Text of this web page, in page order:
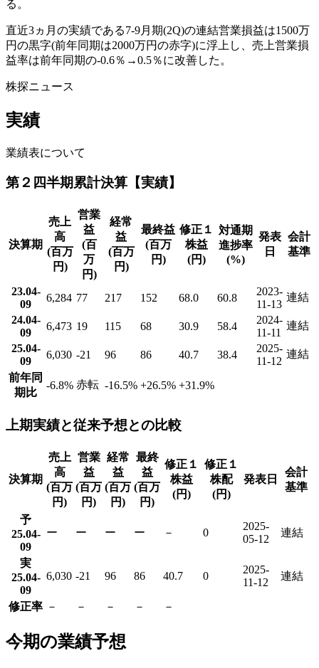
る。
直近3ヵ月の実績である7-9月期(2Q)の連結営業損益は1500万
円の黒字(前年同期は2000万円の赤字)に浮上し、売上営業損
益率は前年同期の-0.6％→0.5％に改善した。
株探ニュース
実績
業績表について
第２四半期累計決算【実績】
決算期
売上
高
(百万
円)
営業
益
(百
万
円)
経常
益
(百万
円)
最終益
(百万
円)
修正１
株益
(円)
対通期
進捗率
(%)
発表
日
会計
基準
23.04-
09
6,284 77 217 152 68.0 60.8
2023-
11-13
連結
24.04-
09
6,473 19 115 68 30.9 58.4
2024-
11-11
連結
25.04-
09
6,030 -21 96 86 40.7 38.4
2025-
11-12
連結
前年同
期比
-6.8% 赤転 -16.5% +26.5% +31.9%
上期実績と従来予想との比較
決算期
売上
高
(百万
円)
営業
益
(百万
円)
経常
益
(百万
円)
最終
益
(百万
円)
修正１
株益
(円)
修正１
株配
(円)
発表日
会計
基準
予
25.04-
09
ー ー ー ー － 0
2025-
05-12
連結
実
25.04-
09
6,030 -21 96 86 40.7 0
2025-
11-12
連結
修正率 － － － － －
今期の業績予想